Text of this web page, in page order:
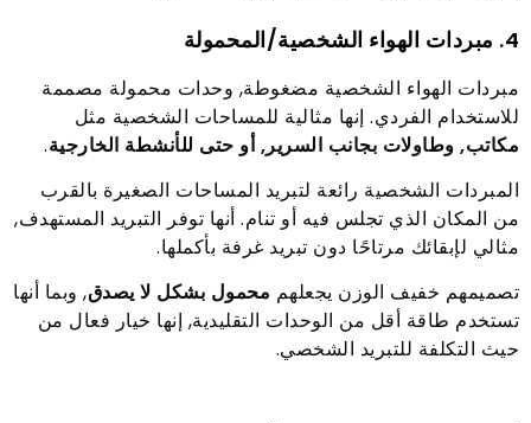
4. مبردات الهواء الشخصية/المحمولة
مبردات الهواء الشخصية مضغوطة, وحدات محمولة مصممة
للاستخدام الفردي. إنها مثالية للمساحات الشخصية مثل
مكاتب, وطاولات بجانب السرير, أو حتى للأنشطة الخارجية.
المبردات الشخصية رائعة لتبريد المساحات الصغيرة بالقرب
من المكان الذي تجلس فيه أو تنام. أنها توفر التبريد المستهدف,
مثالي لإبقائك مرتاحًا دون تبريد غرفة بأكملها.
تصميمهم خفيف الوزن يجعلهم محمول بشكل لا يصدق, وبما أنها
تستخدم طاقة أقل من الوحدات التقليدية, إنها خيار فعال من
حيث التكلفة للتبريد الشخصي.